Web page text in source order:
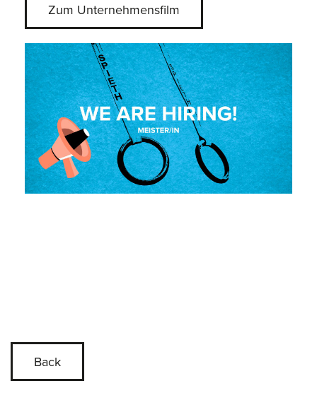
Zum Unternehmensfilm
Back